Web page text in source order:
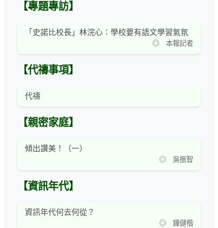
【專題專訪】
「史諾比校長」林浣心：學校要有語文學習氣氛
◎ 本報記者
【代禱事項】
代禱
【親密家庭】
傾出讚美！（一）
◎ 吳振智
【資訊年代】
資訊年代何去何從？
◎ 鍾健楷